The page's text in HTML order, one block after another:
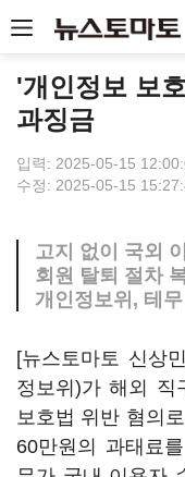
'개인정보 보
과징금
입력: 2025-05-15
수정: 2025-05-15
고지 없이 국외
회원 탈퇴 절차
개인정보위, 테
[뉴스토마토 신상
정보위)가 해외 직
보호법 위반 혐의
60만원의 과태료